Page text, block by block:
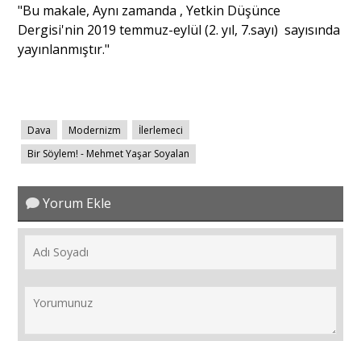
"Bu makale, Aynı zamanda , Yetkin Düşünce
Dergisi'nin 2019 temmuz-eylül (2. yıl, 7.sayı) sayısında
yayınlanmıştır."
Dava Modernizm
İlerlemeci
Bir Söylem! - Mehmet Yaşar Soyalan
Yorum Ekle